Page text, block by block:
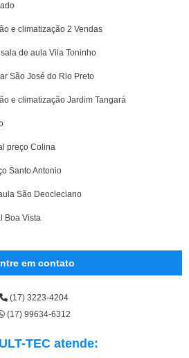
e climatização 2 Vendas
de aula Vila Toninho
São José do Rio Preto
e climatização Jardim Tangará
preço Colina
Santo Antonio
São Deocleciano
Boa Vista
em contato
(17) 3223-4204
(17) 99634-6312
TEC atende: